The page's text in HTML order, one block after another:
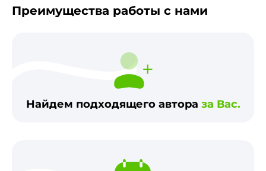
Преимущества работы с нами
Найдем подходящего автора за Вас.